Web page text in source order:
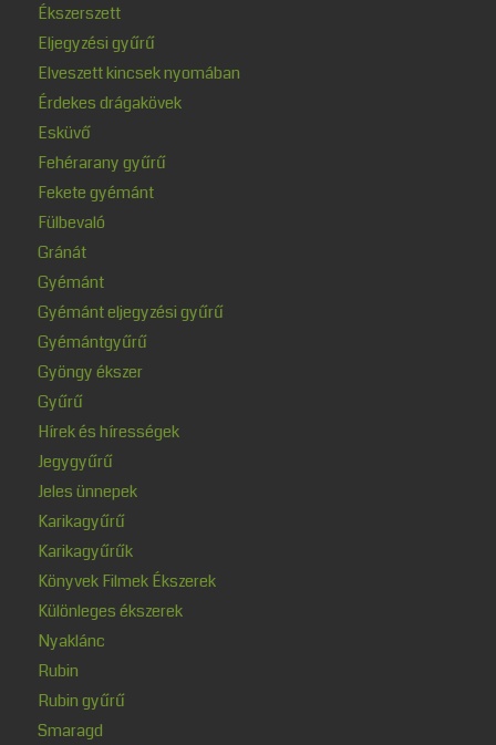
Ékszerszett
Eljegyzési gyűrű
Elveszett kincsek nyomában
Érdekes drágakövek
Esküvő
Fehérarany gyűrű
Fekete gyémánt
Fülbevaló
Gránát
Gyémánt
Gyémánt eljegyzési gyűrű
Gyémántgyűrű
Gyöngy ékszer
Gyűrű
Hírek és hírességek
Jegygyűrű
Jeles ünnepek
Karikagyűrű
Karikagyűrűk
Könyvek Filmek Ékszerek
Különleges ékszerek
Nyaklánc
Rubin
Rubin gyűrű
Smaragd